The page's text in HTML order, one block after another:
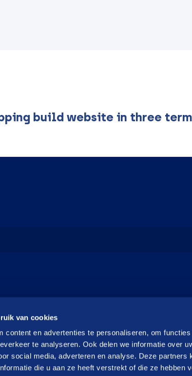
van cookies
content en advertenties te personaliseren, om
te analyseren. Ook delen we informatie over
social media, adverteren en analyse. Deze partners
die u aan ze heeft verstrekt of die ze hebben
build website in three